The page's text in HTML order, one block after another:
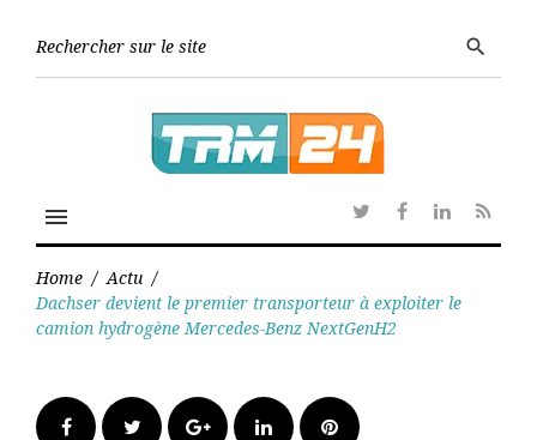
search
menu
TwitterFacebook
Linkedin
RSS
Home / Actu /
Dachser devient le premier transporteur à exploiter le
camion hydrogène Mercedes-Benz NextGenH2
FacebookTwitter Google+LinkedInPinterest